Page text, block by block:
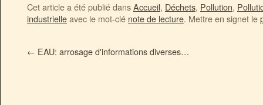
Cet article a été publié dansAccueil, Déchets, Pollution,
industrielleavec le mot-clé note de lecture. Mettre en signet le
← EAU: arrosage d'informations diverses…